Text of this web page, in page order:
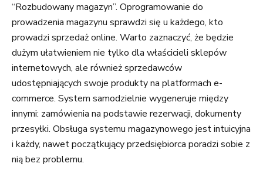
“Rozbudowany magazyn”. Oprogramowanie do
prowadzenia magazynu sprawdzi się u każdego, kto
prowadzi sprzedaż online. Warto zaznaczyć, że będzie
dużym ułatwieniem nie tylko dla właścicieli sklepów
internetowych, ale również sprzedawców
udostępniających swoje produkty na platformach e-
commerce. System samodzielnie wygeneruje między
innymi: zamówienia na podstawie rezerwacji, dokumenty
przesyłki. Obsługa systemu magazynowego jest intuicyjna
i każdy, nawet początkujący przedsiębiorca poradzi sobie z
nią bez problemu.